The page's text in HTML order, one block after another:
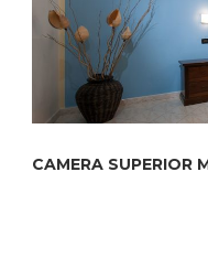
CAMERA SUPERIOR